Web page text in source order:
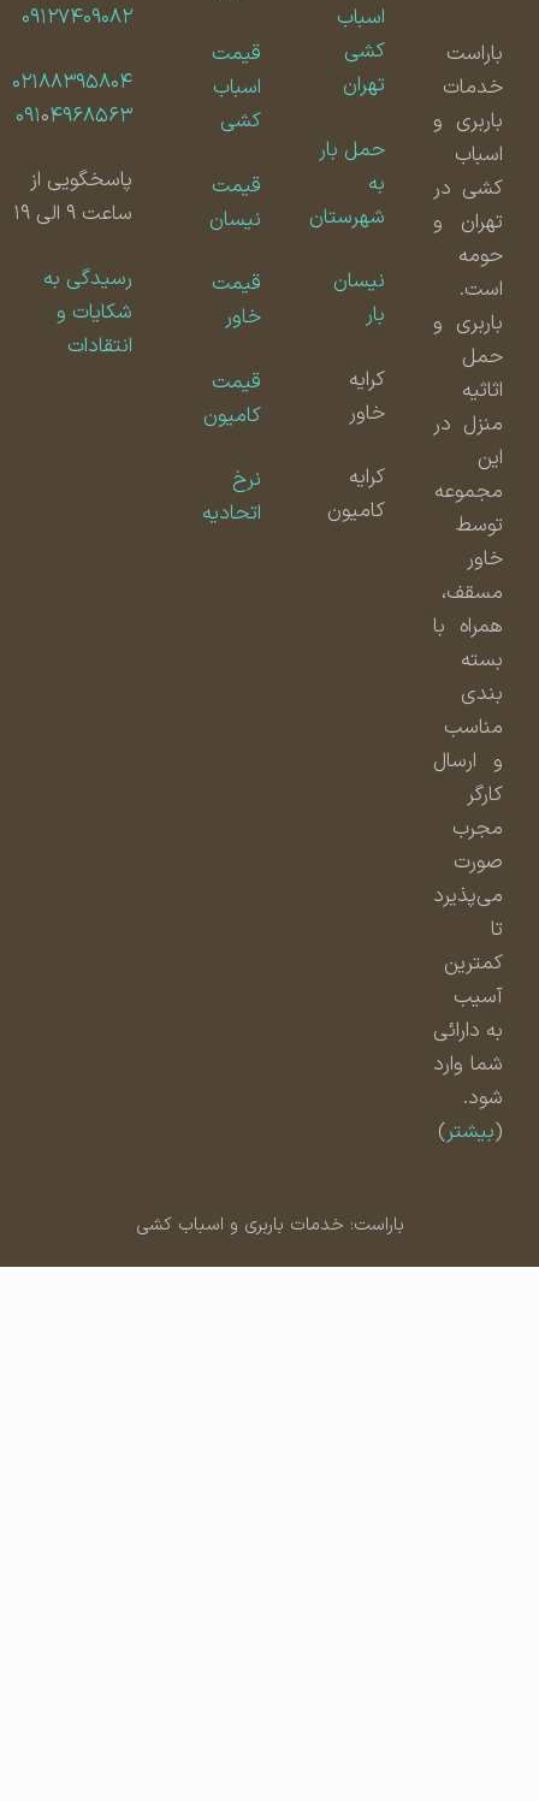
باراست
خدمات
باربری و
اسباب
کشی در
تهران و
حومه
است.
باربری و
حمل
اثاثیه
منزل در
مجموعه
توسط
مسقف،
همراه با
بسته
بندی
مناسب
و ارسال
مجرب
صورت
می‌پذیرد
کمترین
آسیب
به دارائی
شما وارد
شود.
بیشتر)
اسباب
کشی
تهران
حمل بار
شهرستان
نیسان
کامیون
قیمت
اسباب
کشی
قیمت
نیسان
قیمت
قیمت
کامیون
اتحادیه
۰۹۱۲۷۴۰۹۰۸۲
۰۲۱۸۸۳۹۵۸۰۴
۰۹۱۰۴۹۶۸۵۶۳
پاسخگویی از
ساعت ۹ الی ۱۹
رسیدگی به
شکایات و
انتقادات
باراست: خدمات باربری و اسباب کشی